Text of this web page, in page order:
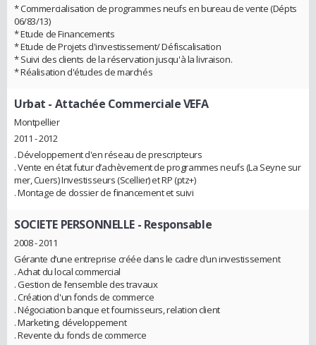
* Commercialisation de programmes neufs en bureau de vente (Dépts
06/83/13)
* Etude de Financements
* Etude de Projets d'investissement/ Défiscalisation
* Suivi des clients de la réservation jusqu'à la livraison.
* Réalisation d'études de marchés
Urbat - Attachée Commerciale VEFA
Montpellier
2011 - 2012
. Développement d'en réseau de prescripteurs
. Vente en état futur d’achèvement de programmes neufs (La Seyne sur
mer, Cuers) Investisseurs (Scellier) et RP (ptz+)
. Montage de dossier de financement et suivi
SOCIETE PERSONNELLE - Responsable
2008 - 2011
Gérante d’une entreprise créée dans le cadre d’un investissement
. Achat du local commercial
. Gestion de l’ensemble des travaux
. Création d'un fonds de commerce
. Négociation banque et fournisseurs, relation client
. Marketing, développement
. Revente du fonds de commerce